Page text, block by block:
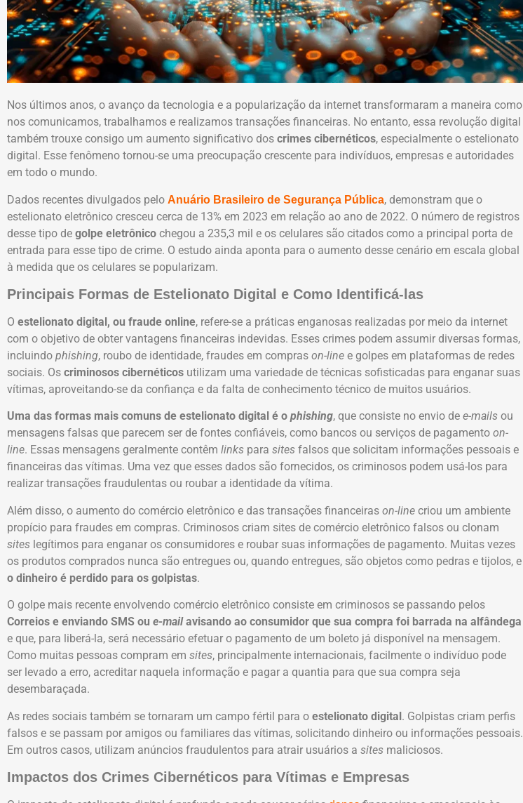
Nos últimos anos, o avanço da tecnologia e a popularização da internet transformaram a maneira como
nos comunicamos, trabalhamos e realizamos transações financeiras. No entanto, essa revolução digital
também trouxe consigo um aumento significativo dos crimes cibernéticos, especialmente o estelionato
digital. Esse fenômeno tornou-se uma preocupação crescente para indivíduos, empresas e autoridades
em todo o mundo.
Dados recentes divulgados pelo Anuário Brasileiro de Segurança Pública, demonstram que o
estelionato eletrônico cresceu cerca de 13% em 2023 em relação ao ano de 2022. O número de registros
desse tipo de golpe eletrônico chegou a 235,3 mil e os celulares são citados como a principal porta de
entrada para esse tipo de crime. O estudo ainda aponta para o aumento desse cenário em escala global
à medida que os celulares se popularizam.
Principais Formas de Estelionato Digital e Como Identificá-las
O estelionato digital, ou fraude online, refere-se a práticas enganosas realizadas por meio da internet
com o objetivo de obter vantagens financeiras indevidas. Esses crimes podem assumir diversas formas,
incluindo phishing, roubo de identidade, fraudes em compras on-line e golpes em plataformas de redes
sociais. Os criminosos cibernéticos utilizam uma variedade de técnicas sofisticadas para enganar suas
vítimas, aproveitando-se da confiança e da falta de conhecimento técnico de muitos usuários.
Uma das formas mais comuns de estelionato digital é o phishing, que consiste no envio de e-mails ou
mensagens falsas que parecem ser de fontes confiáveis, como bancos ou serviços de pagamento on-
line. Essas mensagens geralmente contêm links para sites falsos que solicitam informações pessoais e
financeiras das vítimas. Uma vez que esses dados são fornecidos, os criminosos podem usá-los para
realizar transações fraudulentas ou roubar a identidade da vítima.
Além disso, o aumento do comércio eletrônico e das transações financeiras on-line criou um ambiente
propício para fraudes em compras. Criminosos criam sites de comércio eletrônico falsos ou clonam
sites legítimos para enganar os consumidores e roubar suas informações de pagamento. Muitas vezes
os produtos comprados nunca são entregues ou, quando entregues, são objetos como pedras e tijolos, e
o dinheiro é perdido para os golpistas.
O golpe mais recente envolvendo comércio eletrônico consiste em criminosos se passando pelos
Correios e enviando SMS ou e-mailavisando ao consumidor que sua compra foi barrada na alfândega
e que, para liberá-la, será necessário efetuar o pagamento de um boleto já disponível na mensagem.
Como muitas pessoas compram em sites, principalmente internacionais, facilmente o indivíduo pode
ser levado a erro, acreditar naquela informação e pagar a quantia para que sua compra seja
desembaraçada.
As redes sociais também se tornaram um campo fértil para o estelionato digital. Golpistas criam perfis
falsos e se passam por amigos ou familiares das vítimas, solicitando dinheiro ou informações pessoais.
Em outros casos, utilizam anúncios fraudulentos para atrair usuários a sites maliciosos.
Impactos dos Crimes Cibernéticos para Vítimas e Empresas